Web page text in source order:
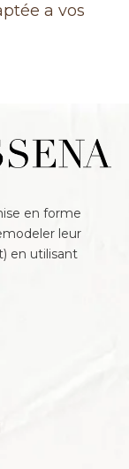
a vos
en forme
leur
en utilisant